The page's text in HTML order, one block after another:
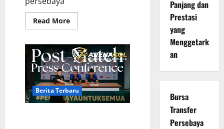
Read MoreRead
more
Pertandingan
Persebaya
Surabaya,
Rekap
Skor
dan
Analisis
Taktik
Terkini
Berita Terbaru
Panjang dan
Prestasi
yang
Menggetark
an
Bursa
Transfer
Persebaya